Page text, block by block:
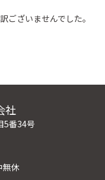
ございませんでした。
社
5番34号
休